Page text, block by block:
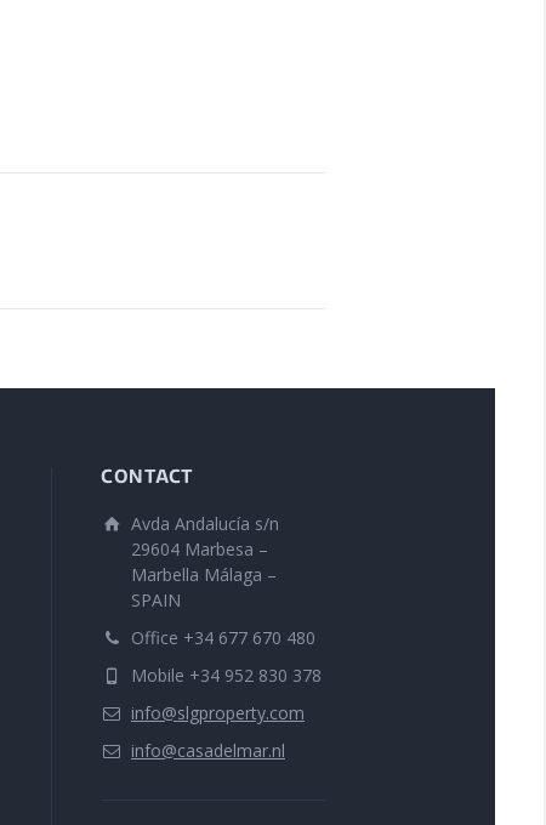
CONTACT
Avda Andalucía s/n
29604 Marbesa –
Marbella Málaga –
SPAIN
Office +34 677 670 480
Mobile +34 952 830 378
info@slgproperty.com
info@casadelmar.nl